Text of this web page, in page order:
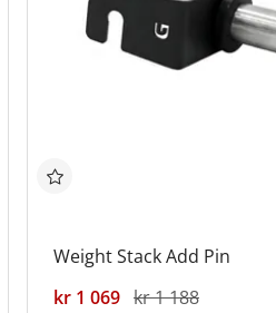
Weight Stack Add Pin
kr 1 069 kr 1 188